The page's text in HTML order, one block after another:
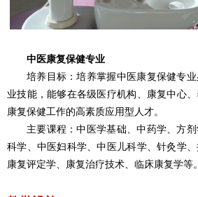
中医康复保健专业
培养目标：培养掌握中医康复保健专
业技能，能够在各级医疗机构、康复中心
康复保健工作的高素质应用型人才。
主要课程：中医学基础、中药学、方
科学、中医妇科学、中医儿科学、针灸学、
康复评定学、康复治疗技术、临床康复学等。